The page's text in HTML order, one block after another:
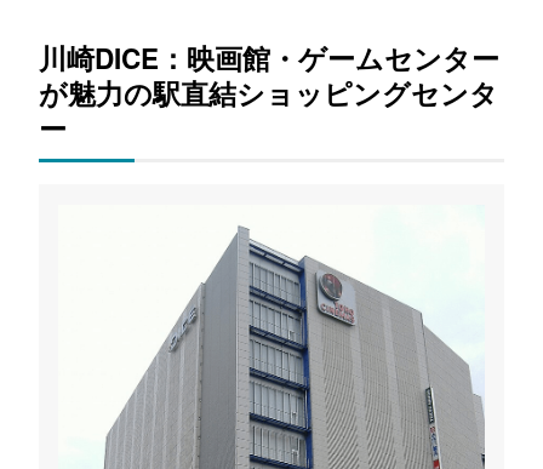
川崎DICE：映画館・ゲームセンター
が魅力の駅直結ショッピングセンタ
ー